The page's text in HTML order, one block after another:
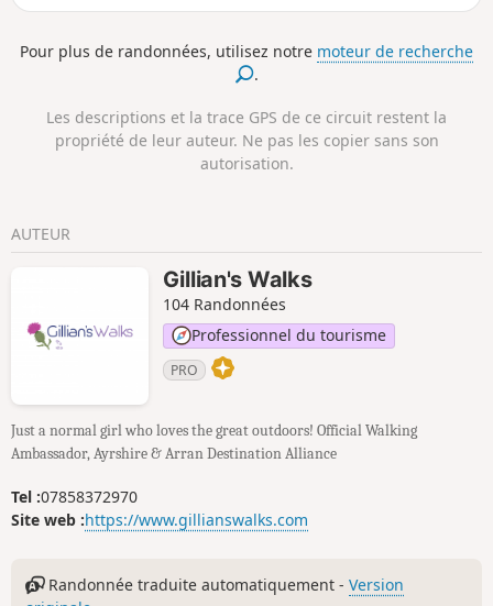
Pour plus de randonnées, utilisez notre moteur de recherche
.
Les descriptions et la trace GPS de ce circuit restent la
propriété de leur auteur. Ne pas les copier sans son
autorisation.
AUTEUR
Gillian's Walks
104 Randonnées
Professionnel du tourisme
PRO
Just a normal girl who loves the great outdoors! Official Walking
Ambassador, Ayrshire & Arran Destination Alliance
Tel :07858372970
Site web :https://www.gillianswalks.com
Randonnée traduite automatiquement -Version